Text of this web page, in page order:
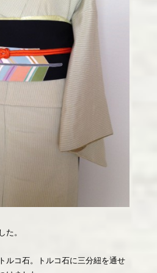
た。
ルコ石。トルコ石に三分紐を通せ